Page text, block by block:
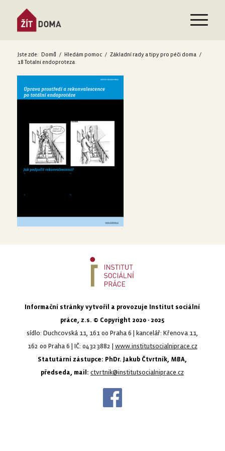
Jste zde: Domů / Hledám pomoc / Základní rady a tipy pro péči doma
/
18 Totalni endoproteza
Informační stránky vytvořil a provozuje Institut sociální
práce, z.s. © Copyright 2020 - 2025
sídlo: Duchcovská 11, 161 00 Praha 6 | kancelář: Křenova 11,
162 00 Praha 6 | IČ: 04323882 | www.institutsocialniprace.cz
Statutární zástupce: PhDr. Jakub Čtvrtník, MBA,
předseda, mail: ctvrtnik@institutsocialniprace.cz